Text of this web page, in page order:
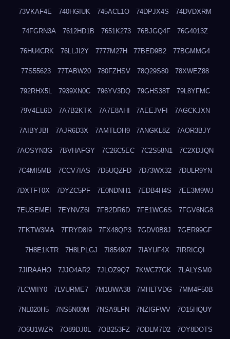
73VKAF4E 740HGIUK 745ACL1O 74DPJX4S 74DVDXRM
74FGRN3A 7612HD1B 7651K273 76BJGQ4F 76G4013Z
76HU4CRK 76LLJI2Y 7777M27H 77BED9B2 77BGMMG4
77S55623 77TABW20 780FZHSV 78Q29S80 78XWEZ88
792RHX5L 7939XN0C 796YV3DQ 79GHS38T 79L8YFMC
79V4EL6D 7A7B2KTK 7A7E8AHI 7AEEJVFI 7AGCKJXN
7AIBYJBI 7AJR6D3X 7AMTLOH9 7ANGKL8Z 7AOR3BJY
7AOSYN3G 7BVHAFGY 7C26C5EC 7C2S58N1 7C2XDJQN
7C4MI5MB 7CCV7IAS 7D5UQZFD 7D73WX32 7DULR9YN
7DXTFT0X 7DYZC5PF 7E0NDNH1 7EDB4H4S 7EE3M9WJ
7EUSEMEI 7EYNVZ6I 7FB2DR6D 7FE1WG6S 7FGV6NG8
7FKTW3MA 7FRYD8I9 7FX48QP3 7GDV0B8J 7GER99GF
7H8E1KTR 7H8LPLGJ 7I854907 7IAYUF4X 7IRRICQI
7JIRAAHO 7JJO4AR2 7JLOZ9Q7 7KWC77GK 7LALYSM0
7LCWIIY0 7LVURME7 7M1UWA38 7MHLTVDG 7MM4F50B
7NL020H5 7NS5N00M 7NSA9LFN 7NZIGFWV 7O15HQUY
7O6U1WZR 7O89DJ0L 7OB253FZ 7ODLM7D2 7OY8DOTS